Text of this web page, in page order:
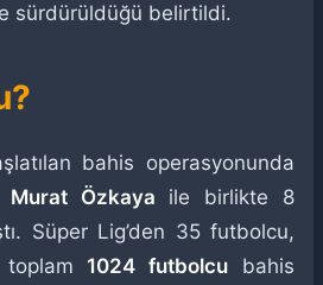
sürdürüldüğü belirtildi.
bahis operasyonunda
Murat Özkaya ile birlikte 8
Süper Lig’den 35 futbolcu,
1024 futbolcu bahis